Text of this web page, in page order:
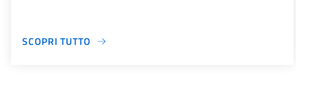
SCOPRI TUTTO